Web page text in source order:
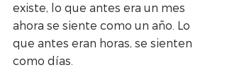
existe, lo que antes era un mes
ahora se siente como un año. Lo
que antes eran horas, se sienten
como días.